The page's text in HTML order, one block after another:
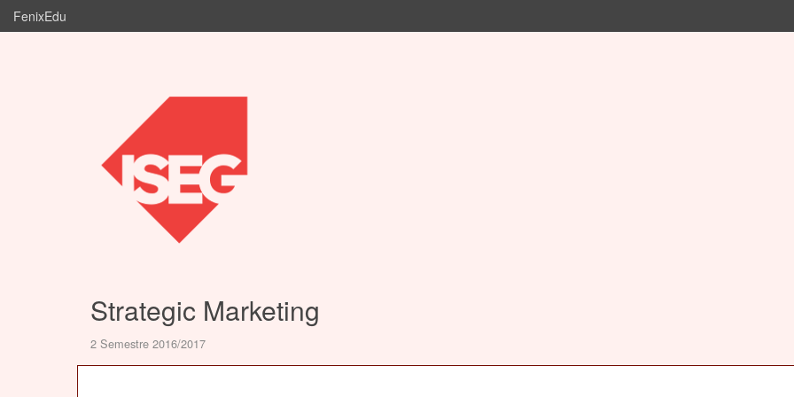
FenixEdu
Strategic Marketing
2 Semestre 2016/2017